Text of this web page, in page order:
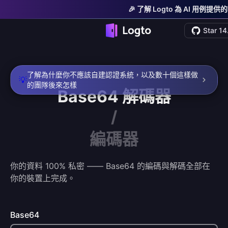
🎉 了解 Logto 為 AI 用例提供
Star
💡
了解為什麼你不應該自建認證系統，以及數十個這樣做
的團隊後來怎樣
Base64解碼器
/
編碼器
你的資料 100% 私密 —— Base64 的編碼與解碼全部在
你的裝置上完成。
Base64